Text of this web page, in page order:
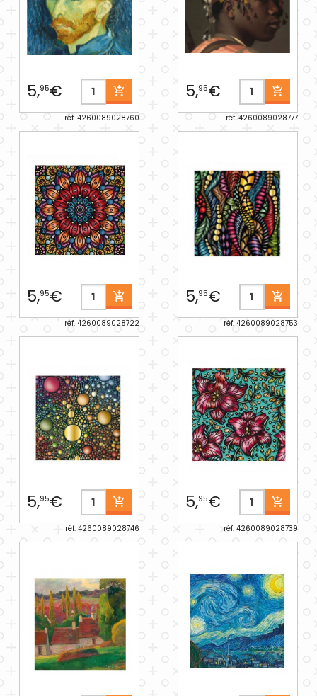
5,95€
réf. 4260089028760
5,95€
réf. 4260089028777
5,95€
réf. 4260089028722
5,95€
réf. 4260089028753
5,95€
réf. 4260089028746
5,95€
réf. 4260089028739